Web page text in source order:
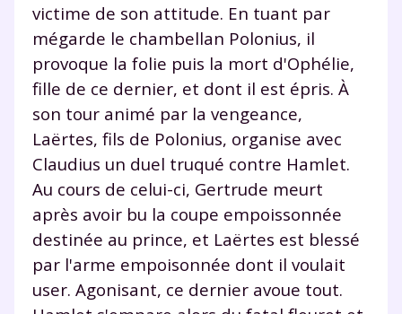
victime de son attitude. En tuant par
mégarde le chambellan Polonius, il
provoque la folie puis la mort d'Ophélie,
fille de ce dernier, et dont il est épris. À
son tour animé par la vengeance,
Laërtes, fils de Polonius, organise avec
Claudius un duel truqué contre Hamlet.
Au cours de celui-ci, Gertrude meurt
après avoir bu la coupe empoissonnée
destinée au prince, et Laërtes est blessé
par l'arme empoisonnée dont il voulait
user. Agonisant, ce dernier avoue tout.